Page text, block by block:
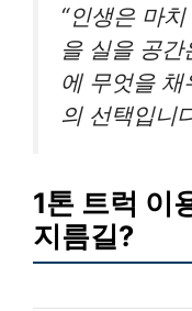
“인생은 마
을 실을 공
에 무엇을 채
의 선택입니
1톤 트럭 이
지름길?